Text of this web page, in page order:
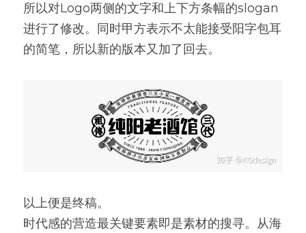
所以对Logo两侧的文字和上下方条幅的slogan
进行了修改。同时甲方表示不太能接受阳字包耳
的简笔，所以新的版本又加了回去。
以上便是终稿。
时代感的营造最关键要素即是素材的搜寻。从海